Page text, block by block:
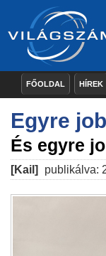
FŐOLDAL HÍREK
Egyre
És egyre
[Kail] publikálva: